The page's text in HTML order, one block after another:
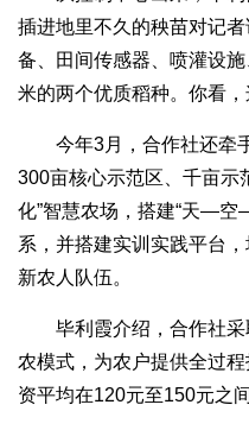
插进地里不久的秧苗对记
备、田间传感器、喷灌设
米的两个优质稻种。你看
今年3月，合作社还牵手
300亩核心示范区、千亩示
化”智慧农场，搭建“天—
系，并搭建实训实践平台
新农人队伍。
毕利霞介绍，合作社采
农模式，为农户提供全过
资平均在120元至150元之间